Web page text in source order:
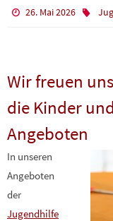
26. Mai 2026
Wir freuen
die Kinder
Angeboten
In unseren
Angeboten
der
Jugendhilfe